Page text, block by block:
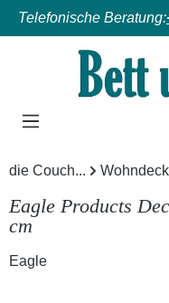
Zum Hauptinhalt
Telefonische Beratung:
die Couch...
Eagle Products
cm
Eagle